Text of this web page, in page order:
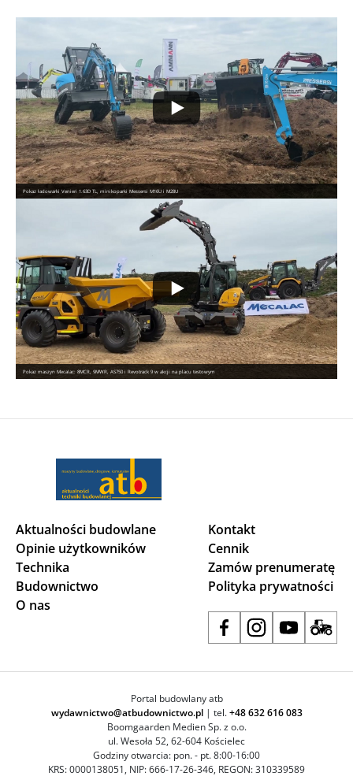
Pokaz ładowarki Venieri 1.63D TL, minikoparki Messersi M16U i M28U
Pokaz maszyn Mecalac: 8MCR, 9MWR, AS750 i Revotrack 9 w akcji na placu testowym
Aktualności budowlane
Opinie użytkowników
Technika
Budownictwo
O nas
Kontakt
Cennik
Zamów prenumeratę
Polityka prywatności
Portal budowlany atb
wydawnictwo@atbudownictwo.pl| tel.+48 632 616 083
Boomgaarden Medien Sp. z o.o.
ul. Wesoła 52, 62-604 Kościelec
Godziny otwarcia: pon. - pt. 8:00-16:00
KRS: 0000138051, NIP: 666-17-26-346, REGON: 310339589